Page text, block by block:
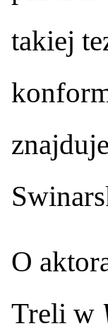
takiej
O
Treli w